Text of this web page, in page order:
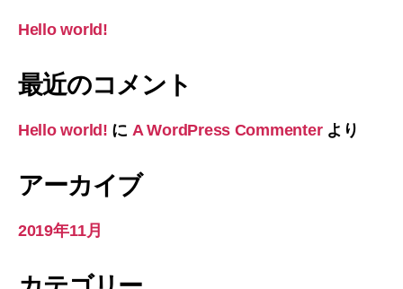
Hello world!
最近のコメント
Hello world! に A WordPress Commenterより
アーカイブ
2019年11月